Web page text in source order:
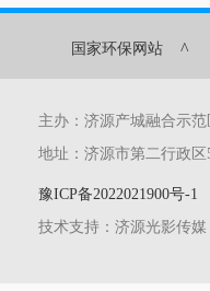
国家环保网站 ^
主办：济源产城融合示
地址：济源市第二行政
豫ICP备2022021900号-1
技术支持：济源光影传